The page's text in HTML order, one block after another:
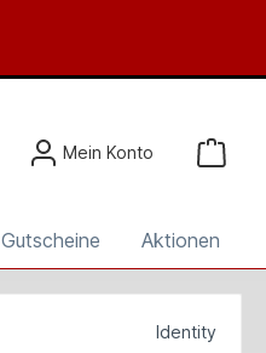
Mein Konto
Gutscheine Aktionen
Identity